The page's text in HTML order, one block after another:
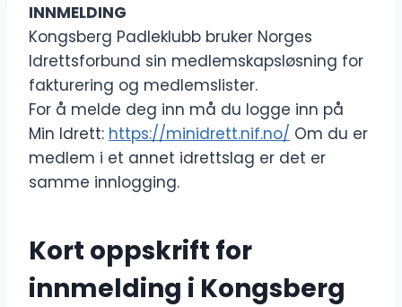
INNMELDING
Kongsberg Padleklubb bruker Norges
Idrettsforbund sin medlemskapsløsning for
fakturering og medlemslister.
For å melde deg inn må du logge inn på
Min Idrett: https://minidrett.nif.no/ Om du er
medlem i et annet idrettslag er det er
samme innlogging.
Kort oppskrift for
innmelding i Kongsberg